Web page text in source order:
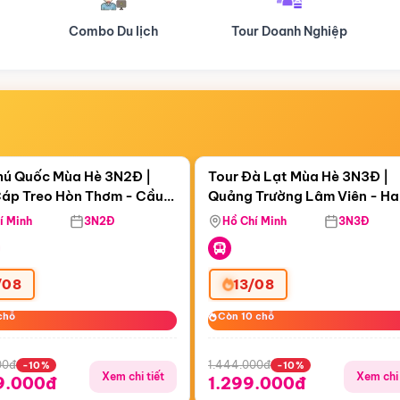
Tour Doanh Nghiệp Du lịch Hành Hương
03:35:43
Treo Hòn Thơm
Quốc Mùa Hè 3N2Đ |
Treo Hòn Thơm - Cầu
Viên Nước Aquatopia
Minh 3N2Đ
-10%
Xem chi tiết
Còn05 ngày 03:35:43
Tour Đà Lạt Mùa Hè 3N3Đ |
Quảng Trường Lâm Viên -
Hill - Puppy Farm
Hồ Chí Minh 3N3Đ
13/08
Còn 10 chỗ
Còn 10 chỗ
1.444.000đ -10%
1.299.000đ Xem